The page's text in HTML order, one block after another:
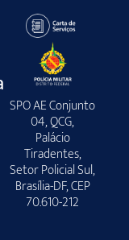
SPO AE Conjunto
04, QCG,
Palácio
Tiradentes,
Setor Policial Sul,
Brasília-DF, CEP
70.610-212